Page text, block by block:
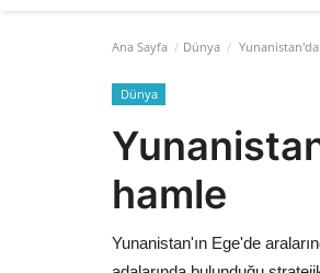
Ana Sayfa Dünya
Dünya
hamle
Yunanistan'ın Ege'de